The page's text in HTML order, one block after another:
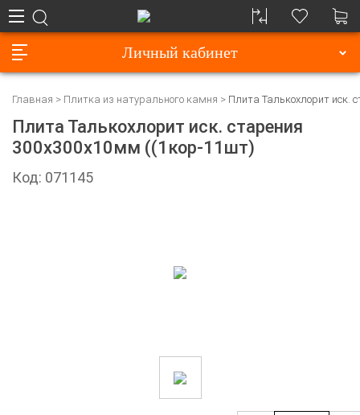
Личный кабинет
Главная Плитка из натурального камня Плита Талькохлорит иск.
Плита Талькохлорит иск. старения
300х300х10мм ((1кор-11шт)
Код: 071145